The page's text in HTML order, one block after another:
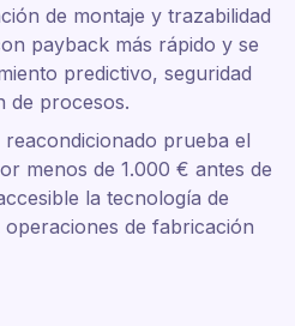
de montaje y trazabilidad
payback más rápido y se
predictivo, seguridad
de procesos.
prueba el
menos de 1.000 € antes de
la tecnología de
de fabricación